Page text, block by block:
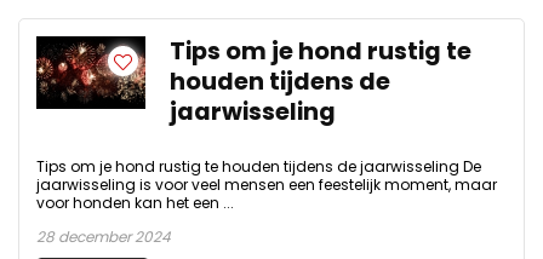
Tips om je hond rustig te
houden tijdens de
jaarwisseling
Tips om je hond rustig te houden tijdens de jaarwisseling De
jaarwisseling is voor veel mensen een feestelijk moment, maar
voor honden kan het een ...
28 december 2024